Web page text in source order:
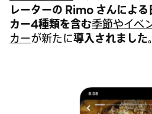
レーターの Rimo さんによ
カー4種類を含む季節やイベ
カーが新たに導入されました